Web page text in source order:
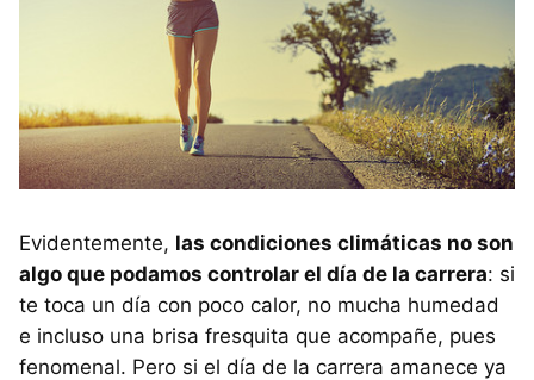
Evidentemente, las condiciones climáticas no son
algo que podamos controlar el día de la carrera: si
te toca un día con poco calor, no mucha humedad
e incluso una brisa fresquita que acompañe, pues
fenomenal. Pero si el día de la carrera amanece ya